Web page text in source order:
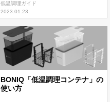
低温調理ガイド
2023.01.23
BONIQ「低温調理コンテナ」の
使い方